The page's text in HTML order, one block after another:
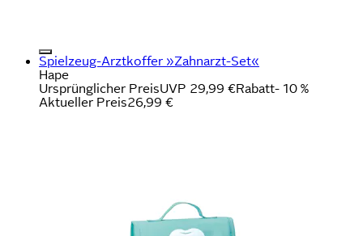
Spielzeug-Arztkoffer »Zahnarzt-Set«
Hape
Ursprünglicher PreisUVP 29,99 €Rabatt- 10 %
Aktueller Preis26,99 €